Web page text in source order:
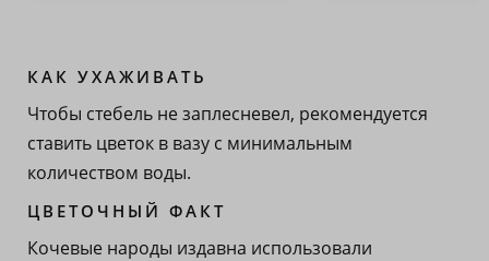
КАК УХАЖИВАТЬ
Чтобы стебель не заплесневел, рекомендуется
ставить цветок в вазу с минимальным
количеством воды.
ЦВЕТОЧНЫЙ ФАКТ
Кочевые народы издавна использовали